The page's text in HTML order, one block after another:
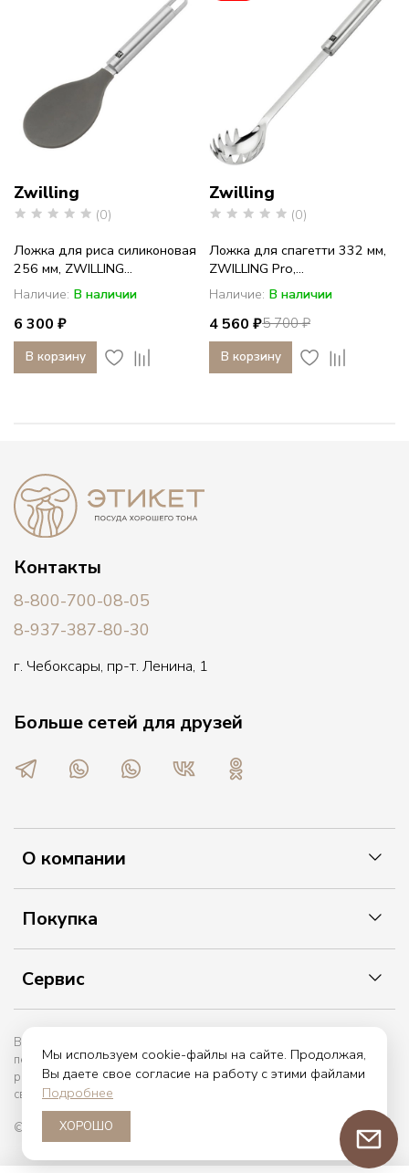
Zwilling
(0)
Ложка для риса силиконовая
256 мм, ZWILLING...
Наличие: В наличии
6 300 ₽
В корзину
Zwilling
(0)
Ложка для спагетти 332 мм,
ZWILLING Pro,...
Наличие: В наличии
5 700 ₽
4 560 ₽
В корзину
О компании
Покупка
Сервис
Контакты
8-800-700-08-05
8-937-387-80-30
г. Чебоксары, пр-т. Ленина, 1
Больше сетей для друзей
Вы принимаете условия политики в отношении обработки
персональных данных и пользовательского соглашения каждый
раз, когда оставляете свои данные в любой форме обратной
связи на сайте etiket.online
© 2017 — 2026. etiket.online
Мы используем cookie-файлы на сайте. Продолжая,
Вы даете свое согласие на работу с этими файлами
Подробнее
ХОРОШО